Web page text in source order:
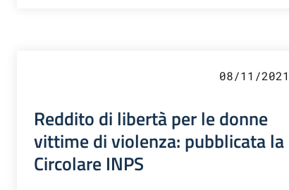
08/11/2021
Reddito di libertà per le donne
vittime di violenza: pubblicata la
Circolare INPS